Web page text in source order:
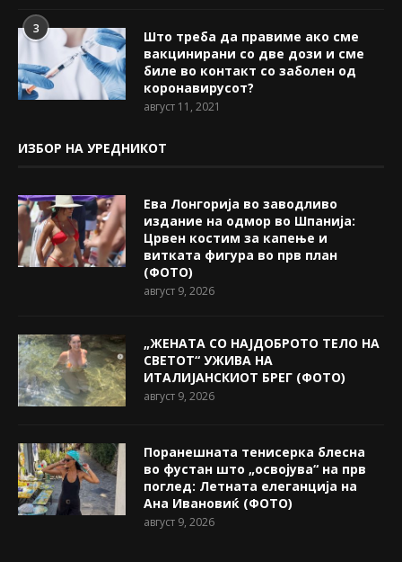
3
Што треба да правиме ако сме
вакцинирани со две дози и сме
биле во контакт со заболен од
коронавирусот?
август 11, 2021
ИЗБОР НА УРЕДНИКОТ
Ева Лонгорија во заводливо
издание на одмор во Шпанија:
Црвен костим за капење и
витката фигура во прв план
(ФОТО)
август 9, 2026
„ЖЕНАТА СО НАЈДОБРОТО ТЕЛО НА
СВЕТОТ“ УЖИВА НА
ИТАЛИЈАНСКИОТ БРЕГ (ФОТО)
август 9, 2026
Поранешната тенисерка блесна
во фустан што „освојува“ на прв
поглед: Летната елеганција на
Ана Ивановиќ (ФОТО)
август 9, 2026